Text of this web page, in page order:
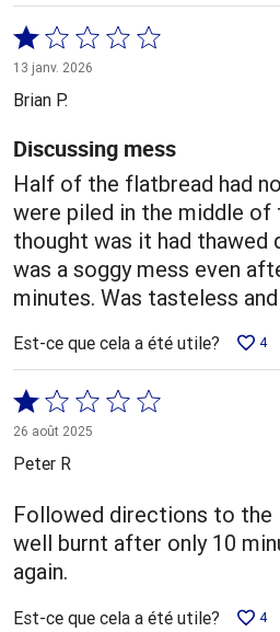
Coté
1 sur
5
13 janv. 2026
Brian P.
Discussing mess
Half of the flatbread had
were piled in the middle of
thought was it had thawed
was a soggy mess even
minutes. Was tasteless
Est-ce que cela a été utile? 4
Coté
1 sur
5
26 août 2025
Peter R
Followed directions to the
well burnt after only 10
again.
Est-ce que cela a été utile? 4